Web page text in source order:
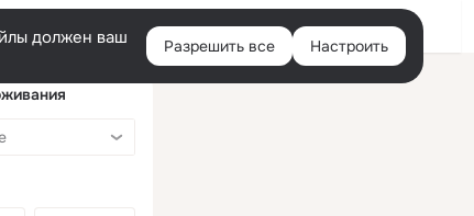
Войти
должен ваш
Разрешить все Настроить